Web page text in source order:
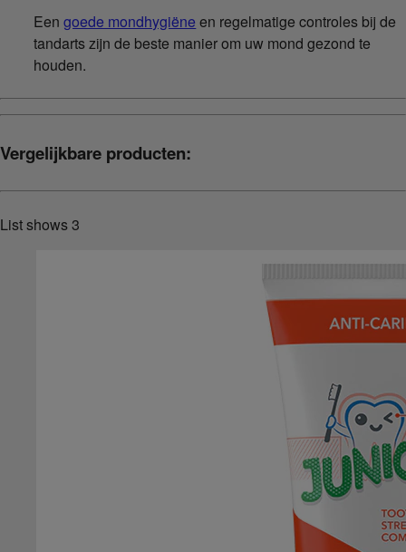
Eengoede mondhygiëne en regelmatige controles bij de
tandarts zijn de beste manier om uw mond gezond te
houden.
Vergelijkbare producten:
List shows3